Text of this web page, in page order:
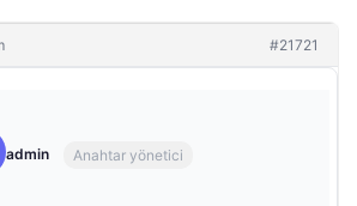
#21721
admin Anahtar yönetici